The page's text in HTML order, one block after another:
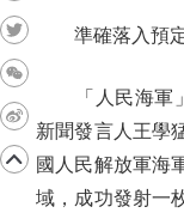
準確落入預定
「人民海軍」
新聞發言人王學
國人民解放軍海
域，成功發射一